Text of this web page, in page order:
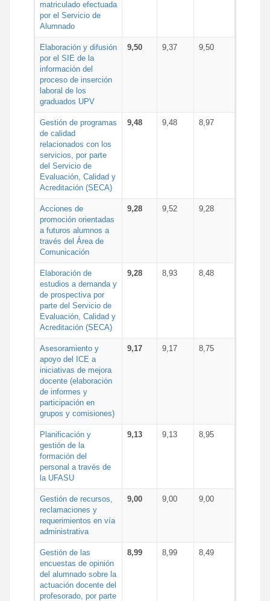
matriculado efectuada
por el Servicio de
Alumnado
Elaboración y difusión
por el SIE de la
información del
proceso de inserción
laboral de los
graduados UPV
9,50 9,37 9,50
Gestión de programas
de calidad
relacionados con los
servicios, por parte
del Servicio de
Evaluación, Calidad y
Acreditación (SECA)
9,48 9,48 8,97
Acciones de
promoción orientadas
a futuros alumnos a
través del Área de
Comunicación
9,28 9,52 9,28
Elaboración de
estudios a demanda y
de prospectiva por
parte del Servicio de
Evaluación, Calidad y
Acreditación (SECA)
9,28 8,93 8,48
Asesoramiento y
apoyo del ICE a
iniciativas de mejora
docente (elaboración
de informes y
participación en
grupos y comisiones)
9,17 9,17 8,75
Planificación y
gestión de la
formación del
personal a través de
la UFASU
9,13 9,13 8,95
Gestión de recursos,
reclamaciones y
requerimientos en vía
administrativa
9,00 9,00 9,00
Gestión de las
encuestas de opinión
del alumnado sobre la
actuación docente del
profesorado, por parte
8,99 8,99 8,49